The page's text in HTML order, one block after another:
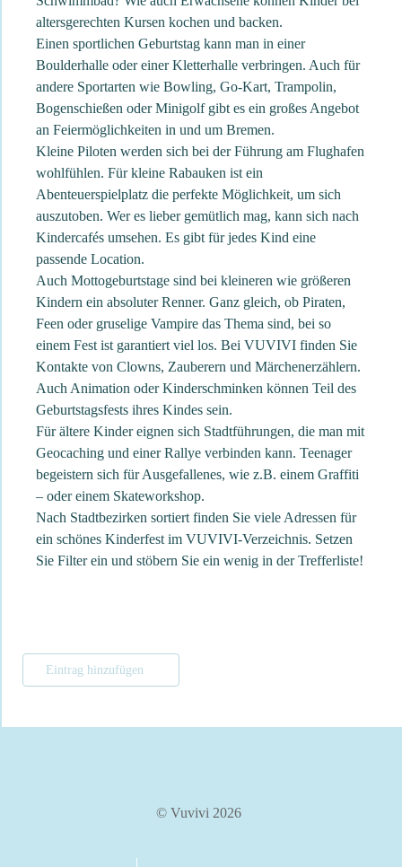
altersgerechten Kursen kochen und backen.
Einen sportlichen Geburtstag kann man in einer
Boulderhalle oder einer Kletterhalle verbringen. Auch für
andere Sportarten wie Bowling, Go-Kart, Trampolin,
Bogenschießen oder Minigolf gibt es ein großes Angebot
an Feiermöglichkeiten in und um Bremen.
Kleine Piloten werden sich bei der Führung am Flughafen
wohlfühlen. Für kleine Rabauken ist ein
Abenteuerspielplatz die perfekte Möglichkeit, um sich
auszutoben. Wer es lieber gemütlich mag, kann sich nach
Kindercafés umsehen. Es gibt für jedes Kind eine
passende Location.
Auch Mottogeburtstage sind bei kleineren wie größeren
Kindern ein absoluter Renner. Ganz gleich, ob Piraten,
Feen oder gruselige Vampire das Thema sind, bei so
einem Fest ist garantiert viel los. Bei VUVIVI finden Sie
Kontakte von Clowns, Zauberern und Märchenerzählern.
Auch Animation oder Kinderschminken können Teil des
Geburtstagsfests ihres Kindes sein.
Für ältere Kinder eignen sich Stadtführungen, die man mit
Geocaching und einer Rallye verbinden kann. Teenager
begeistern sich für Ausgefallenes, wie z.B. einem Graffiti
– oder einem Skateworkshop.
Nach Stadtbezirken sortiert finden Sie viele Adressen für
ein schönes Kinderfest im VUVIVI-Verzeichnis. Setzen
Sie Filter ein und stöbern Sie ein wenig in der Trefferliste!
Eintrag hinzufügen
© Vuvivi 2026